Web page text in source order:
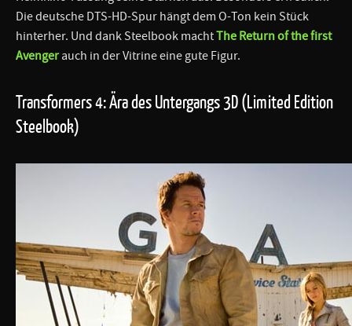
Die deutsche DTS-HD-Spur hängt dem O-Ton kein Stück
hinterher. Und dank Steelbook machtThe Return of the first
Avengerauch in der Vitrine eine gute Figur.
Transformers 4: Ära des Untergangs 3D (Limited Edition
Steelbook)